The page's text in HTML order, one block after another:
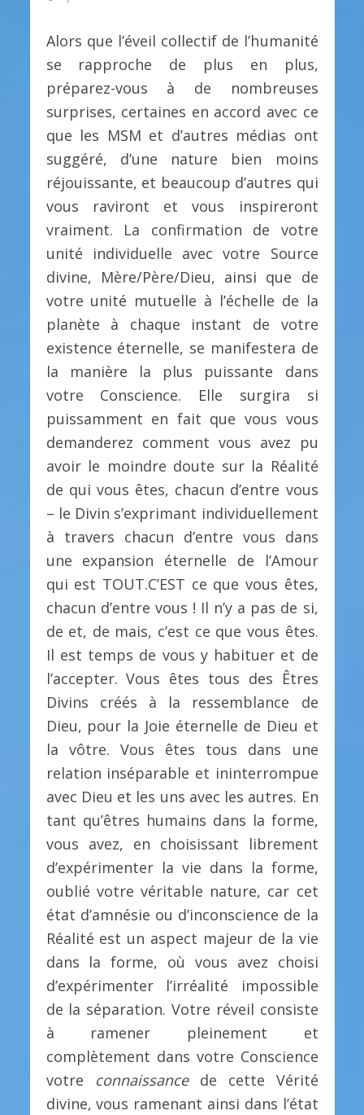
Alors que l’éveil collectif de l’humanité
se rapproche de plus en plus,
préparez-vous à de nombreuses
surprises, certaines en accord avec ce
que les MSM et d’autres médias ont
suggéré, d’une nature bien moins
réjouissante, et beaucoup d’autres qui
vous raviront et vous inspireront
vraiment. La confirmation de votre
unité individuelle avec votre Source
divine, Mère/Père/Dieu, ainsi que de
votre unité mutuelle à l’échelle de la
planète à chaque instant de votre
existence éternelle, se manifestera de
la manière la plus puissante dans
votre Conscience. Elle surgira si
puissamment en fait que vous vous
demanderez comment vous avez pu
avoir le moindre doute sur la Réalité
de qui vous êtes, chacun d’entre vous
– le Divin s’exprimant individuellement
à travers chacun d’entre vous dans
une expansion éternelle de l’Amour
qui est TOUT.C’EST ce que vous êtes,
chacun d’entre vous ! Il n’y a pas de si,
de et, de mais, c’est ce que vous êtes.
Il est temps de vous y habituer et de
l’accepter. Vous êtes tous des Êtres
Divins créés à la ressemblance de
Dieu, pour la Joie éternelle de Dieu et
la vôtre. Vous êtes tous dans une
relation inséparable et ininterrompue
avec Dieu et les uns avec les autres. En
tant qu’êtres humains dans la forme,
vous avez, en choisissant librement
d’expérimenter la vie dans la forme,
oublié votre véritable nature, car cet
état d’amnésie ou d’inconscience de la
Réalité est un aspect majeur de la vie
dans la forme, où vous avez choisi
d’expérimenter l’irréalité impossible
de la séparation. Votre réveil consiste
à ramener pleinement et
complètement dans votre Conscience
votre connaissancede cette Vérité
divine, vous ramenant ainsi dans l’état